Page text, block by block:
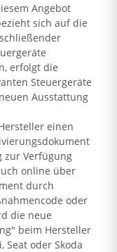
Angebot
sich auf die
erfolgt die
Steuergeräte
Ausstattung
einen
zur Verfügung
online über
durch
oder
die neue
beim Hersteller
Seat oder Skoda